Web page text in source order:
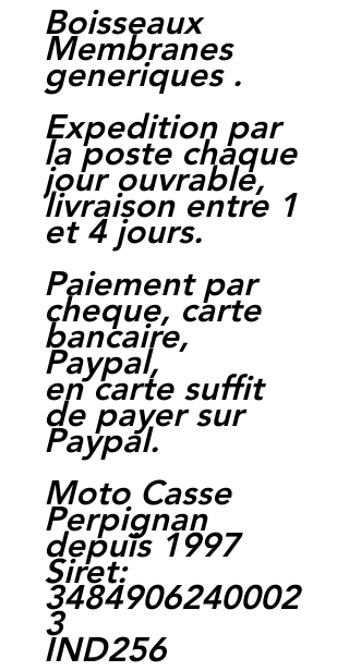
Boisseaux
Membranes
generiques .
Expedition par
la poste chaque
jour ouvrable,
livraison entre 1
et 4 jours.
Paiement par
cheque, carte
bancaire,
Paypal,
en carte suffit
de payer sur
Paypal.
Moto Casse
Perpignan
depuis 1997
Siret:
3484906240002
3
IND256